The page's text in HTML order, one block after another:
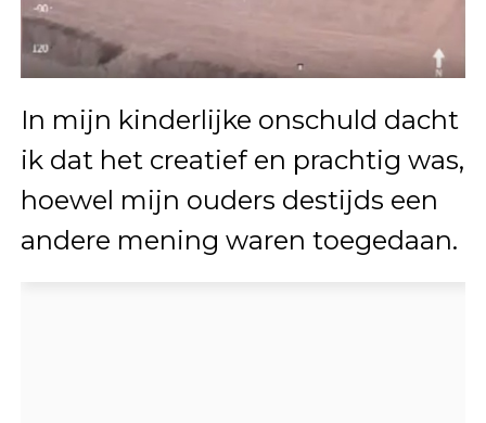
In mijn kinderlijke onschuld dacht
ik dat het creatief en prachtig was,
hoewel mijn ouders destijds een
andere mening waren toegedaan.